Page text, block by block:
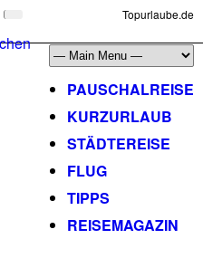
Topurlaube.de
PAUSCHALREISE
KURZURLAUB
STÄDTEREISE
FLUG
TIPPS
REISEMAGAZIN